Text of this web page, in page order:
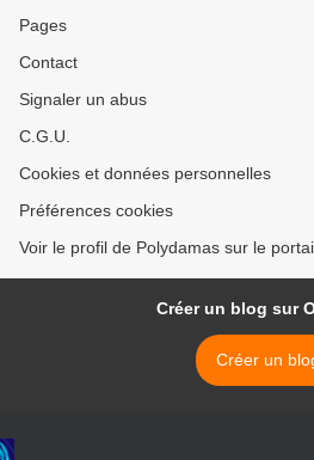
Pages
Contact
Signaler un abus
C.G.U.
Cookies et données personnelles
Préférences cookies
Voir le profil de Polydamas sur le
Créer un blog sur
Créer un